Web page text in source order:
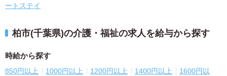
ートステイ
柏市(千葉県)の介護・福祉の求人を給与から探す
時給から探す
850円以上 1000円以上 1200円以上 1400円以上
1600円以